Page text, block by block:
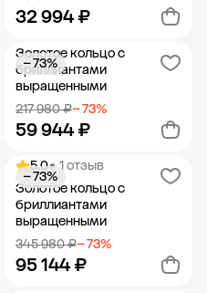
32 994 ₽
Добавить в корзину
Золотое кольцо с
бриллиантами
выращенными
217 980 ₽− 73%
59 944 ₽
− 73%
Добавить в корзину
5.0• 1 отзыв
Золотое кольцо с
бриллиантами
выращенными
345 980 ₽− 73%
95 144 ₽
− 73%